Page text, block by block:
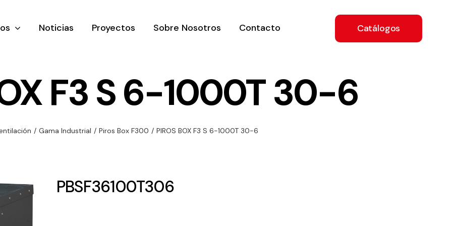
y
de
y
Ventilación
ventilación
Iluminación
Noticias Proyectos Sobre Nosotros Contacto Catálogos
F3 S 6-1000T 30-6
/ Gama Industrial / Piros Box F300 / PIROS BOX F3 S 6-1000T 30-6
PBSF36100T306